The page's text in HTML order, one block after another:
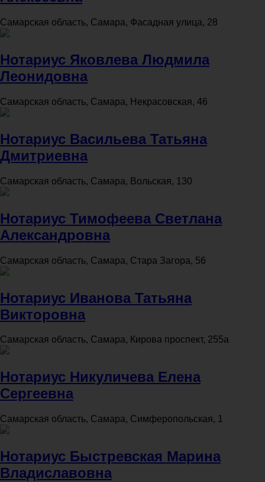
Самарская область, Самара, Фасадная улица, 28
Нотариус Яковлева Людмила
Леонидовна
Самарская область, Самара, Некрасовская, 46
Нотариус Васильева Татьяна
Дмитриевна
Самарская область, Самара, Вольская, 130
Нотариус Тимофеева Светлана
Александровна
Самарская область, Самара, Стара Загора, 56
Нотариус Иванова Татьяна
Викторовна
Самарская область, Самара, Кирова проспект, 255а
Нотариус Никуличева Елена
Сергеевна
Самарская область, Самара, Симферопольская, 1
Нотариус Быстревская Марина
Владиславовна